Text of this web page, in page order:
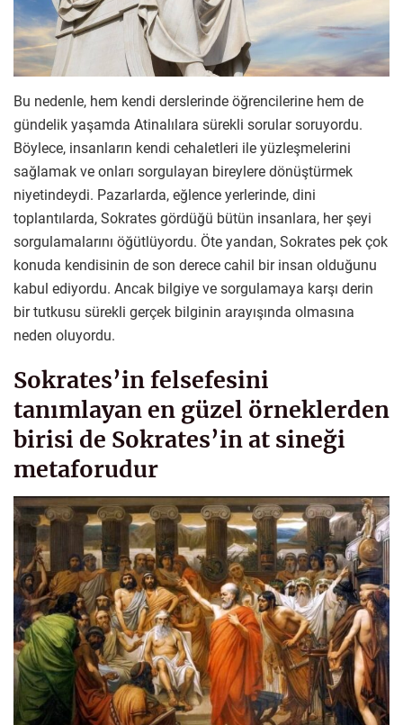
Bu nedenle, hem kendi derslerinde öğrencilerine hem de
gündelik yaşamda Atinalılara sürekli sorular soruyordu.
Böylece, insanların kendi cehaletleri ile yüzleşmelerini
sağlamak ve onları sorgulayan bireylere dönüştürmek
niyetindeydi. Pazarlarda, eğlence yerlerinde, dini
toplantılarda, Sokrates gördüğü bütün insanlara, her şeyi
sorgulamalarını öğütlüyordu. Öte yandan, Sokrates pek çok
konuda kendisinin de son derece cahil bir insan olduğunu
kabul ediyordu. Ancak bilgiye ve sorgulamaya karşı derin
bir tutkusu sürekli gerçek bilginin arayışında olmasına
neden oluyordu.
Sokrates’in felsefesini
tanımlayan en güzel örneklerden
birisi de Sokrates’in at sineği
metaforudur